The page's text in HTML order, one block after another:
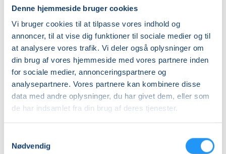
Denne hjemmeside bruger cookies
Vi bruger cookies til at tilpasse vores indhold og
annoncer, til at vise dig funktioner til sociale medier og til
at analysere vores trafik. Vi deler også oplysninger om
din brug af vores hjemmeside med vores partnere inden
for sociale medier, annonceringspartnere og
analysepartnere. Vores partnere kan kombinere disse
data med andre oplysninger, du har givet dem, eller som
de har indsamlet fra din brug af deres tjenester.
Nødvendig
virker utryg ved vand, er det en god idé at tænke lidt
motorisk langt fremme, frisk på nye udfordringer og
måske endda allerede vandtilvænnet, kan det være
en god idé at tænke lidt opad i fht. aldersrammen.
Holdene er små, så der er god mulighed for at tage
individuelle hensyn undervejs.
BEMÆRK
Tilmeldingen gælder en voksen med et barn og det er
kun den voksne, der skal tilmeldes.
DKK 907,00
Studerende-FRB
DKK 923,00
Unge (18-25 år)-KBH
DKK 907,00
Info
903010